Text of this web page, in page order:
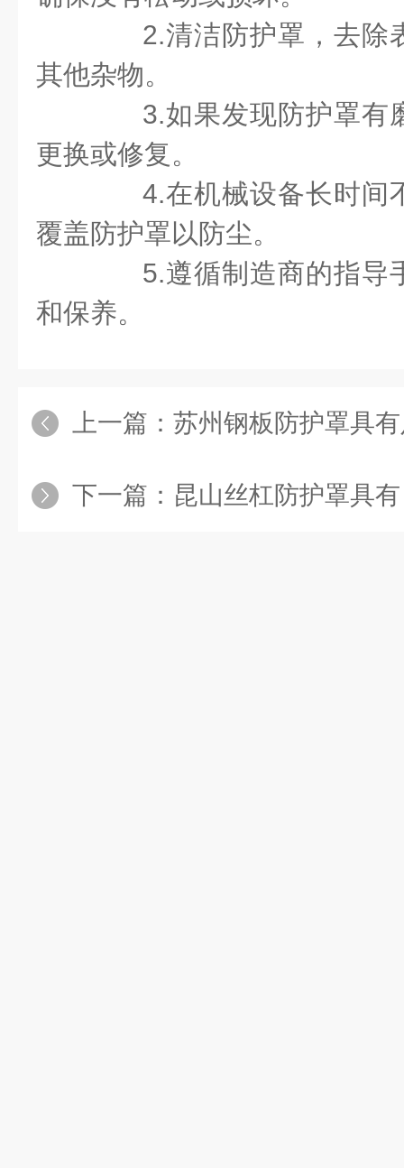
2.清洁防护罩，去除
其他杂物。
3.如果发现防护罩有
更换或修复。
4.在机械设备长时间
覆盖防护罩以防尘。
5.遵循制造商的指导
和保养。
上一篇： 苏州钢板防护罩具
下一篇： 昆山丝杠防护罩具有良